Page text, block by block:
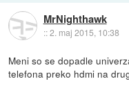
MrNighthawk
::2. maj 2015, 10:38
Meni so se dopadle
telefona preko hdmi na